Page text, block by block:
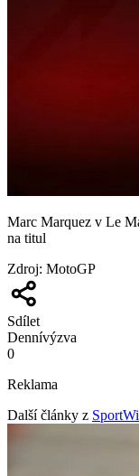
Marc Marquez v Le
na titul
Zdroj: MotoGP
Sdílet
Dennívýzva
0
Reklama
Další články z